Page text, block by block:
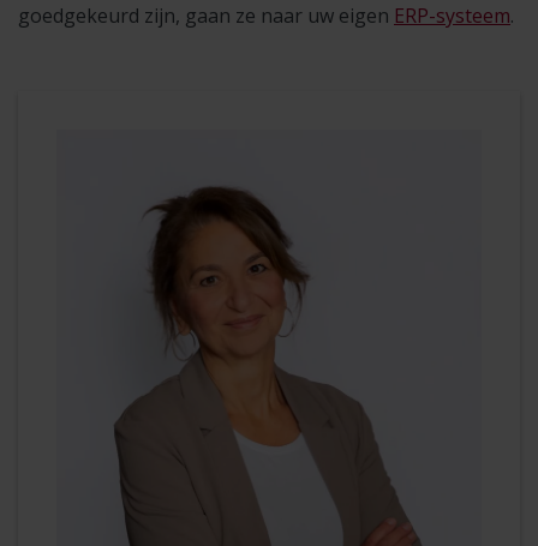
goedgekeurd zijn, gaan ze naar uw eigen ERP-systeem.